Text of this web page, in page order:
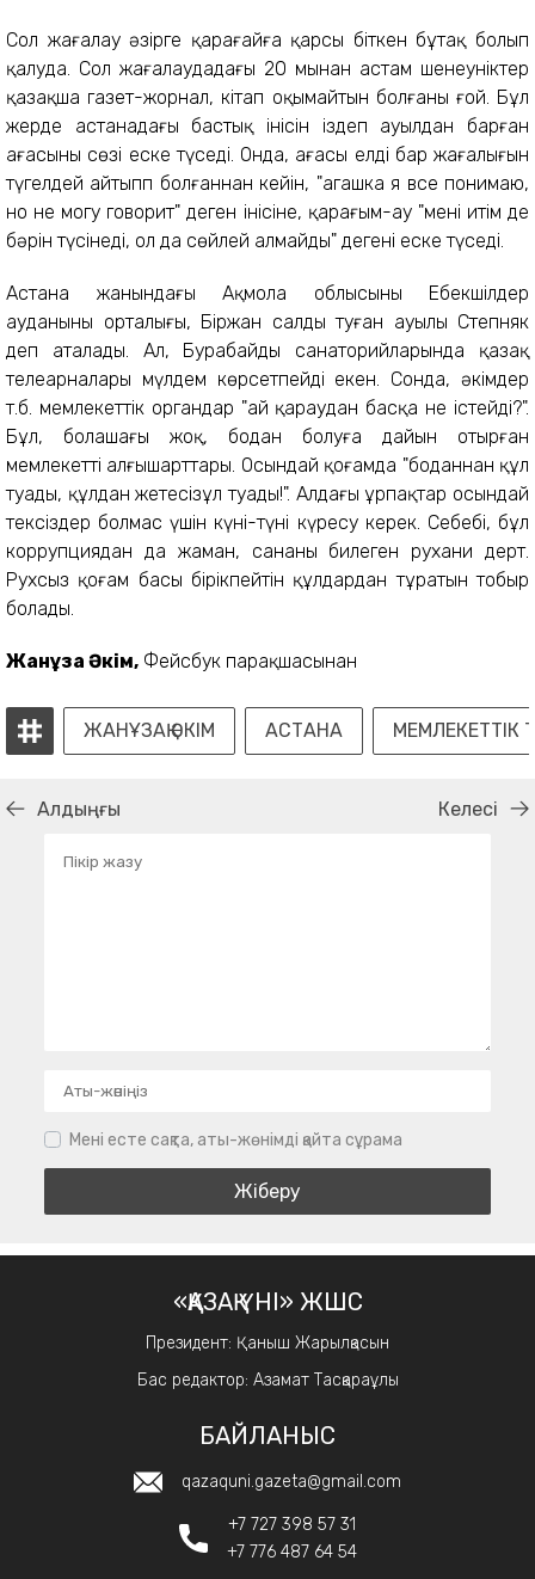
Сол жағалау әзірге қарағайға қарсы біткен бұтақ болып
қалуда. Сол жағалаудадағы 20 мыңнан астам шенеуніктер
қазақша газет-жорнал, кітап оқымайтын болғаны ғой. Бұл
жерде астанадағы бастық інісін іздеп ауылдан барған
ағасының сөзі еске түседі. Онда, ағасы елдің бар жағалығын
түгелдей айтыпп болғаннан кейін, "агашка я все понимаю,
но не могу говорит" деген інісіне, қарағым-ау "менің итім де
бәрін түсінеді, ол да сөйлей алмайды" дегені еске түседі.
Астана жанындағы Ақмола облысының Еңбекшілдер
ауданының орталығы, Біржан салдың туған ауылы Степняк
деп аталады. Ал, Бурабайдың санаторийларында қазақ
телеарналары мүлдем көрсетпейді екен. Сонда, әкімдер
т.б. мемлекеттік органдар "ай қараудан басқа не істейді?".
Бұл, болашағы жоқ, бодан болуға дайын отырған
мемлекеттің алғышарттары. Осындай қоғамда "боданнан құл
туады, құлдан жетесізұл туады!". Алдағы ұрпақтар осындай
тексіздер болмас үшін күні-түні күресу керек. Себебі, бұл
коррупциядан да жаман, сананы билеген рухани дерт.
Рухсыз қоғам басы бірікпейтін құлдардан тұратын тобыр
болады.
Жанұзақ Әкім, Фейсбук парақшасынан
ЖАНҰЗАҚ ӘКІМ АСТАНА МЕМЛЕКЕТТІК
Алдыңғы Келесі
Мені есте сақта, аты-жөнімді қайта сұрама
«ҚАЗАҚ ҮНІ» ЖШС
Президент: Қаныш Жарылқасын
Бас редактор: Азамат Тасқараұлы
БАЙЛАНЫС
qazaquni.gazeta@gmail.com
+7 727 398 57 31
+7 776 487 64 54